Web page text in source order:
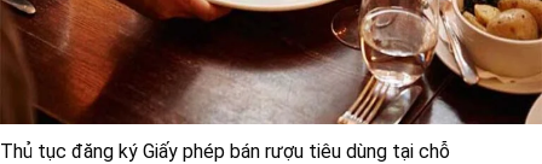
Thủ tục đăng ký Giấy phép bán rượu tiêu dùng tại chỗ